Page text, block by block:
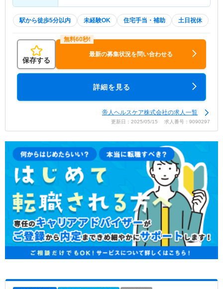
駅から徒歩5分以内 未経験OK 住宅手当・補助 土日祝休
保存する
最新の募集状況を問い合わせる
詳細を見る
帝人ヘルスケア株式会社の求人一覧
更新日：2025/05/15 求人番号：9090297